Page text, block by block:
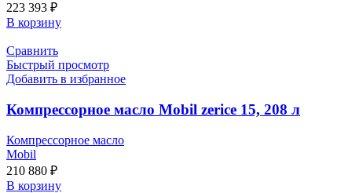
223 393 ₽
В корзину
Сравнить
Быстрый просмотр
Добавить в избранное
Компрессорное масло Mobil zerice 15, 208 л
Компрессорное масло
Mobil
210 880 ₽
В корзину